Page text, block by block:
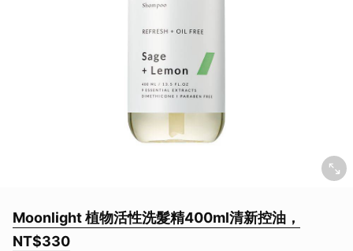
Moonlight 植物活性洗髮精400ml清新控油，
NT$330